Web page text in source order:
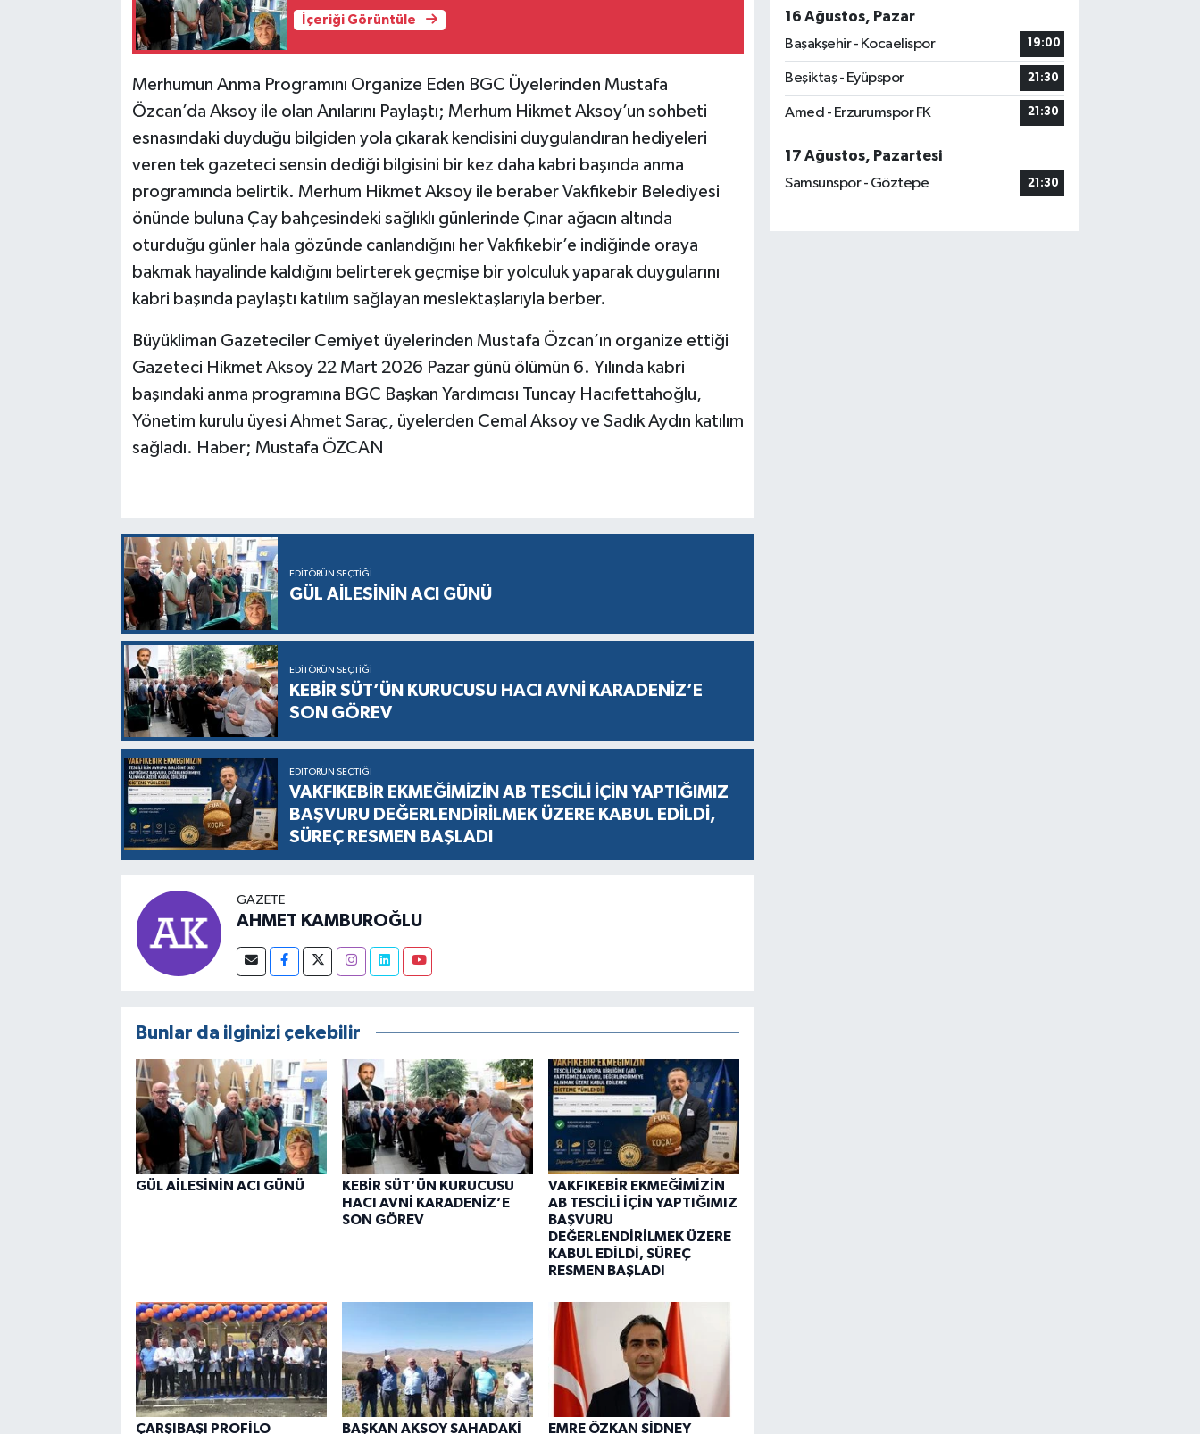
İçeriği Görüntüle
Merhumun Anma Programını Organize Eden BGC Üyelerinden Mustafa
Özcan’da Aksoy ile olan Anılarını Paylaştı; Merhum Hikmet Aksoy’un sohbeti
esnasındaki duyduğu bilgiden yola çıkarak kendisini duygulandıran hediyeleri
veren tek gazeteci sensin dediği bilgisini bir kez daha kabri başında anma
programında belirtik. Merhum Hikmet Aksoy ile beraber Vakfıkebir Belediyesi
önünde buluna Çay bahçesindeki sağlıklı günlerinde Çınar ağacın altında
oturduğu günler hala gözünde canlandığını her Vakfıkebir’e indiğinde oraya
bakmak hayalinde kaldığını belirterek geçmişe bir yolculuk yaparak duygularını
kabri başında paylaştı katılım sağlayan meslektaşlarıyla berber.
Büyükliman Gazeteciler Cemiyet üyelerinden Mustafa Özcan’ın organize ettiği
Gazeteci Hikmet Aksoy 22 Mart 2026 Pazar günü ölümün 6. Yılında kabri
başındaki anma programına BGC Başkan Yardımcısı Tuncay Hacıfettahoğlu,
Yönetim kurulu üyesi Ahmet Saraç, üyelerden Cemal Aksoy ve Sadık Aydın katılım
sağladı. Haber; Mustafa ÖZCAN
EDITÖRÜN SEÇTIĞI
GÜL AİLESİNİN ACI GÜNÜ
EDITÖRÜN SEÇTIĞI
KEBİR SÜT’ÜN KURUCUSU HACI AVNİ KARADENİZ’E
SON GÖREV
EDITÖRÜN SEÇTIĞI
VAKFIKEBİR EKMEĞİMİZİN AB TESCİLİ İÇİN YAPTIĞIMIZ
BAŞVURU DEĞERLENDİRİLMEK ÜZERE KABUL EDİLDİ,
SÜREÇ RESMEN BAŞLADI
GAZETE
AHMET KAMBUROĞLU
Bunlar da ilginizi çekebilir
GÜL AİLESİNİN ACI GÜNÜ
KEBİR SÜT’ÜN KURUCUSU
HACI AVNİ KARADENİZ’E
SON GÖREV
VAKFIKEBİR EKMEĞİMİZİN
AB TESCİLİ İÇİN YAPTIĞIMIZ
BAŞVURU
DEĞERLENDİRİLMEK ÜZERE
KABUL EDİLDİ, SÜREÇ
RESMEN BAŞLADI
ÇARŞIBAŞI PROFİLO BAŞKAN AKSOY SAHADAKİ EMRE ÖZKAN SİDNEY
16 Ağustos, Pazar
Başakşehir - Kocaelispor
19:00
Beşiktaş - Eyüpspor 21:30
Amed - Erzurumspor FK 21:30
17 Ağustos, Pazartesi
Samsunspor - Göztepe
21:30